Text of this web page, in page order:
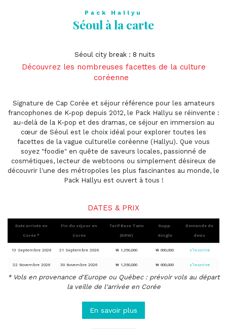
Pack Hallyu
Séoul à la carte
Séoul city break : 8 nuits
Découvrez les nombreuses facettes de la culture
coréenne
Signature de Cap Corée et séjour référence pour les amateurs
francophones de K-pop depuis 2012, le Pack Hallyu se réinvente :
au-delà de la K-pop et des dramas, ce séjour en immersion au
cœur de Séoul est le choix idéal pour explorer toutes les
facettes de la vague culturelle coréenne (Hallyu). Que vous
soyez "foodie" en quête de saveurs locales, passionné de
cosmétiques, lecteur de webtoons ou simplement désireux de
découvrir l'une des métropoles les plus fascinantes au monde, le
Pack Hallyu est ouvert à tous !
DATES & PRIX
Date arrivée en
Corée *
Fin du séjour en
Corée
Tarif Base Twin
(KRW)
Supp.
Single
Demande de
devis
13 Septembre 2026 21 Septembre 2026 ₩ 1,350,000 ₩ 600,000 s’inscrire
22 Novembre 2026 30 Novembre 2026 ₩ 1,350,000 ₩ 600,000 s’inscrire
* Vols en provenance d'Europe ou Québec : prévoir vols au départ
la veille de l'arrivée en Corée
En savoir plus